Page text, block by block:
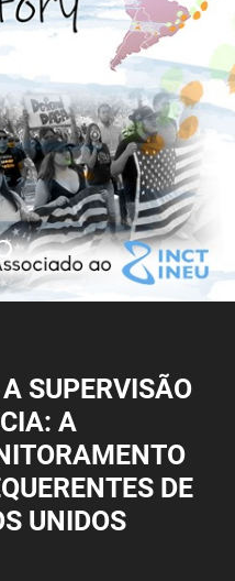
SUPERVISÃO
A
DE
UNIDOS